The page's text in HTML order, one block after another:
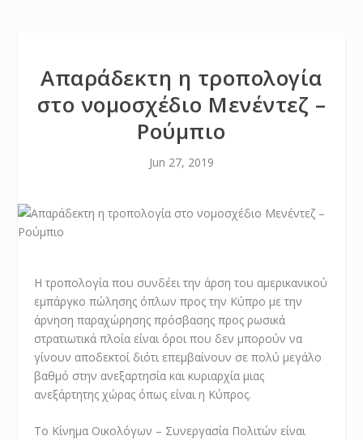
Απαράδεκτη η τροπολογία
στο νομοσχέδιο Μενέντεζ –
Ρούμπιο
Jun 27, 2019
Η τροπολογία που συνδέει την άρση του αμερικανικού
εμπάργκο πώλησης όπλων προς την Κύπρο με την
άρνηση παραχώρησης πρόσβασης προς ρωσικά
στρατιωτικά πλοία είναι όροι που δεν μπορούν να
γίνουν αποδεκτοί διότι επεμβαίνουν σε πολύ μεγάλο
βαθμό στην ανεξαρτησία και κυριαρχία μιας
ανεξάρτητης χώρας όπως είναι η Κύπρος.
Το Κίνημα Οικολόγων – Συνεργασία Πολιτών είναι